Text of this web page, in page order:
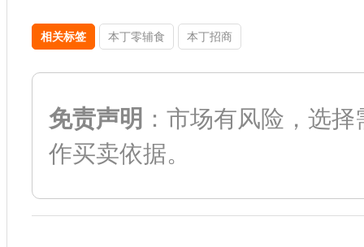
相关标签 本丁零辅食 本丁招商
免责声明 ：市场有风险，选
作买卖依据。